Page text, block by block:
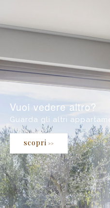
Vuoi vedere altro?
Guarda gli altri
scopri >>